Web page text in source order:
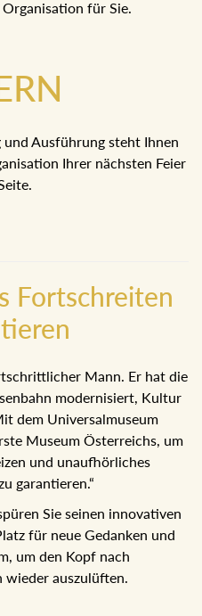
für Sie.
Ausführung steht Ihnen
Ihrer nächsten
Seite.
Fortschreiten
Mann. Er hat die
modernisiert, Kultur
dem Universalmuseum
Museum Österreichs, um
und unaufhörliches
garantieren.“
spüren Sie seinen
richtige Platz für neue
Raum, um den Kopf nach
auszulüften.